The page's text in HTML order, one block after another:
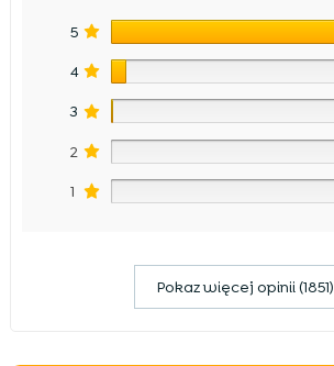
5
4
3
2
1
Pokaz więcej opinii (1851)